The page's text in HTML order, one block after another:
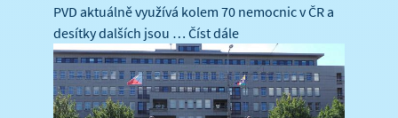
PVD aktuálně využívá kolem 70 nemocnic v ČR a
desítky dalších jsou … Číst dále